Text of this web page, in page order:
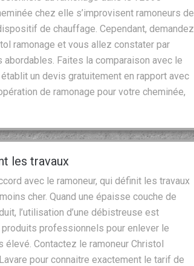
chez elle s’improvisent ramoneurs de
de chauffage. Cependant, demandez
ramonage et vous allez constater par
Faites la comparaison avec le
un devis gratuitement en rapport avec
de ramonage pour votre cheminée,
les travaux
avec le ramoneur, qui définit les travaux
cher. Quand une épaisse couche de
l’utilisation d’une débistreuse est
professionnels pour enlever le
Contactez le ramoneur Christol
pour connaitre exactement le tarif de